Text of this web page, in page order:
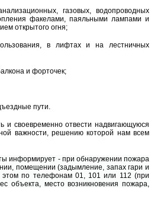
газовых, водопроводных
факелами, паяльными лампами и
открытого огня;
в лифтах и на лестничных
и форточек;
пути.
и своевременно отвести надвигающуюся
важности, решению которой нам всем
информирует - при обнаружении пожара
помещении (задымление, запах гари и
по телефонам 01, 101 или 112 (при
объекта, место возникновения пожара,